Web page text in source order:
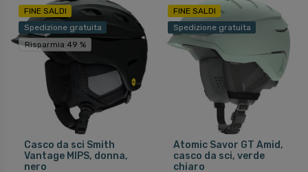
FINE SALDI
Spedizione gratuita
Risparmia 49 %
Casco da sci Smith
Vantage MIPS, donna,
nero
FINE SALDI
Spedizione gratuita
Atomic Savor GT Amid,
casco da sci, verde
chiaro